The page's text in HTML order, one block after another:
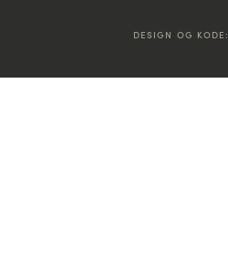
DESIGN OG KODE: